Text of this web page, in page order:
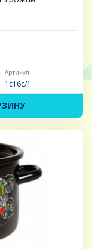
Артикул:
1с16с/1